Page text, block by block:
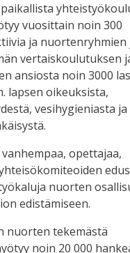
vuosittain noin 300
ja nuortenryhmien
vertaiskoulutuksen
ansiosta noin 3000
lapsen oikeuksista,
vesihygieniasta ja
opettajaa,
nuorten
edistämiseen.
nuorten tekemästä
noin 20 000